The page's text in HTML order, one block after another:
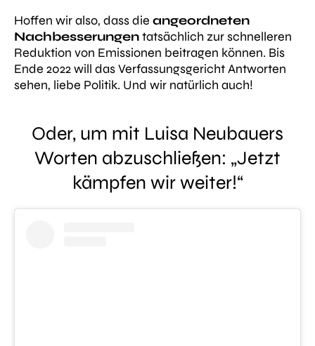
Hoffen wir also, dass die angeordneten
Nachbesserungentatsächlich zur schnelleren
Reduktion von Emissionen beitragen können. Bis
Ende 2022 will das Verfassungsgericht Antworten
sehen, liebe Politik. Und wir natürlich auch!
Oder, um mit Luisa Neubauers
Worten abzuschließen: „Jetzt
kämpfen wir weiter!“